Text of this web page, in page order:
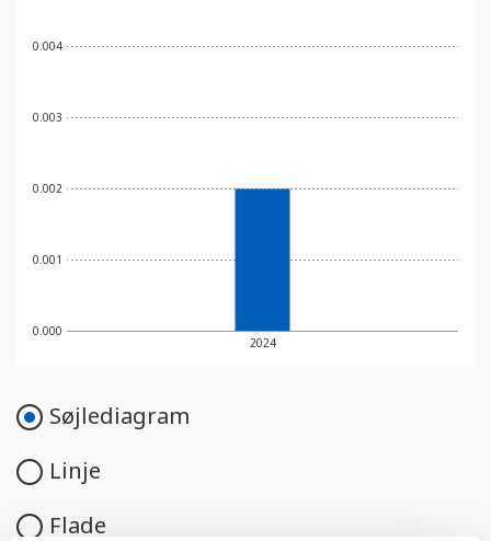
0.000
0.001
0.002
0.003
0.004
2024
Søjlediagram
Linje
Flade